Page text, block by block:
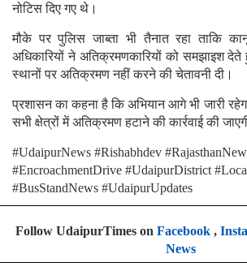
नोटिस दिए गए थे।
मौके पर पुलिस जाब्ता भी तैनात रहा ताकि
अधिकारियों ने अतिक्रमणकारियों को समझाइश देते
स्थानों पर अतिक्रमण नहीं करने की चेतावनी दी।
प्रशासन का कहना है कि अभियान आगे भी जारी
सभी क्षेत्रों में अतिक्रमण हटाने की कार्रवाई की
#UdaipurNews #Rishabhdev
#EncroachmentDrive #UdaipurDistrict
#BusStandNews #UdaipurUpdates
Follow UdaipurTimes on Facebook,
News